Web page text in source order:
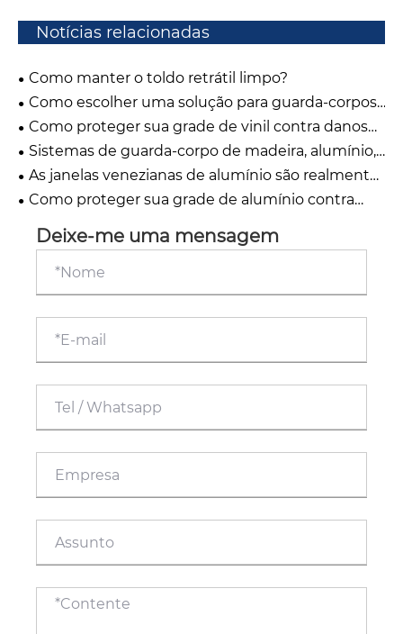
Notícias relacionadas
Como manter o toldo retrátil limpo?
Como escolher uma solução para guarda-corpos
de convés?
Como proteger sua grade de vinil contra danos
UV para durabilidade duradoura
Sistemas de guarda-corpo de madeira, alumínio,
cabo e vidro: qual guarda-corpo de convés é ideal
para você?
As janelas venezianas de alumínio são realmente
seguras e à prova d'água?
Como proteger sua grade de alumínio contra
Deixe-me uma mensagem